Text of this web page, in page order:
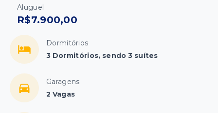
Aluguel
R$7.900,00
Dormitórios
3 Dormitórios, sendo 3 suítes
Garagens
2 Vagas